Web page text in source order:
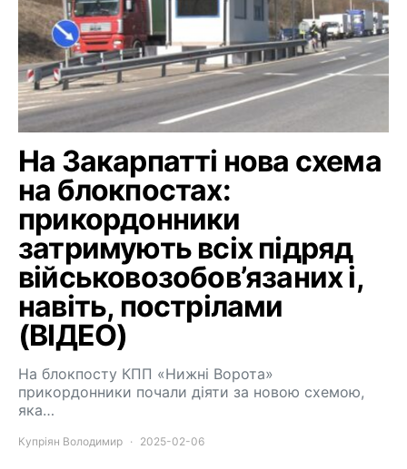
На Закарпатті нова схема
на блокпостах:
прикордонники
затримують всіх підряд
військовозобов’язаних і,
навіть, пострілами
(ВІДЕО)
На блокпосту КПП «Нижні Ворота»
прикордонники почали діяти за новою схемою,
яка…
Купріян Володимир 2025-02-06